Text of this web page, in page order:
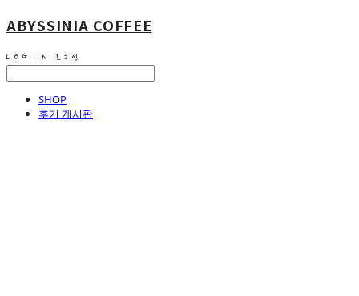
ABYSSINIA COFFEE
LOG IN 로그인
SHOP
후기 게시판